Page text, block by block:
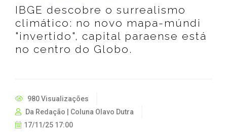
IBGE descobre o surrealismo
climático: no novo mapa-múndi
"invertido", capital paraense está
no centro do Globo.
980 Visualizações
Da Redação | Coluna Olavo Dutra
17/11/25 17:00